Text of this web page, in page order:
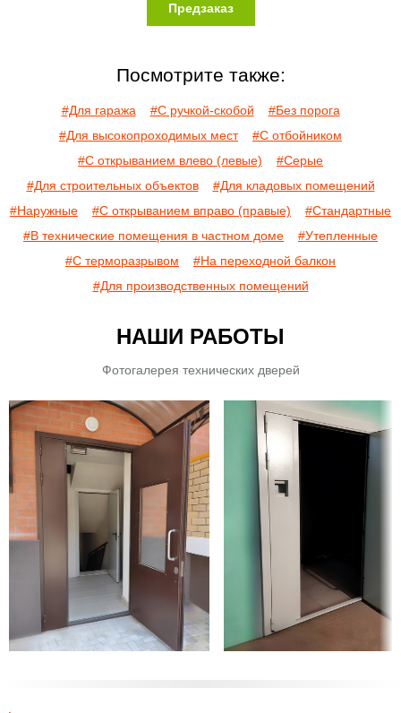
Предзаказ
Посмотрите также:
#Для гаража #С ручкой-скобой
#Без порога
#Для высокопроходимых мест
#С отбойником
#С открыванием влево (левые)
#Серые
#Для строительных объектов
#Для кладовых помещений
#Наружные
#С открыванием вправо (правые)
#Стандартные
#В технические помещения в частном доме
#Утепленные
#С терморазрывом
#На переходной балкон
#Для производственных помещений
НАШИ РАБОТЫ
Фотогалерея технических дверей